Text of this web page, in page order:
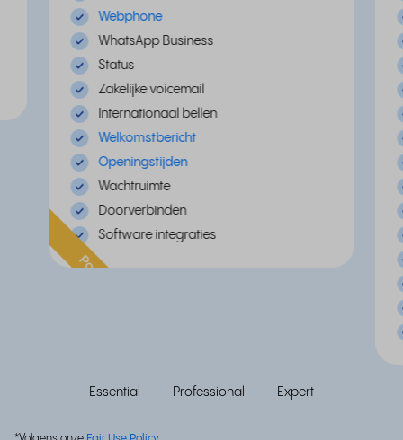
Webphone
WhatsApp Business
Status
Zakelijke voicemail
Internationaal bellen
Welkomstbericht
Openingstijden
Wachtruimte
Doorverbinden
Software integraties
Populair
Essential Professional Expert